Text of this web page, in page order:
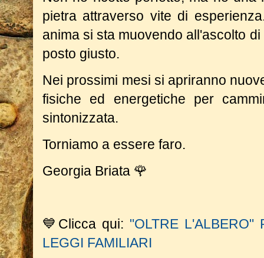
pietra attraverso vite di
anima si sta muovendo all'ascolto
posto giusto.
Nei prossimi mesi si apriranno
fisiche ed energetiche per
sintonizzata.
Torniamo a essere faro.
Georgia Briata 🌹
💙Clicca qui: "OLTRE L'ALBERO"
LEGGI FAMILIARI